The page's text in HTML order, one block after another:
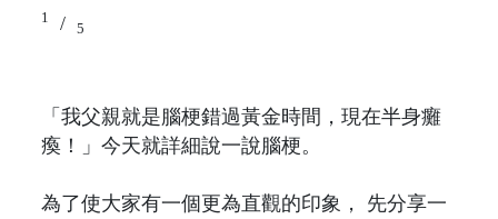
1 / 5
「我父親就是腦梗錯過黃金時間，現在半身癱
瘓！」今天就詳細說一說腦梗。
為了使大家有一個更為直觀的印象， 先分享一